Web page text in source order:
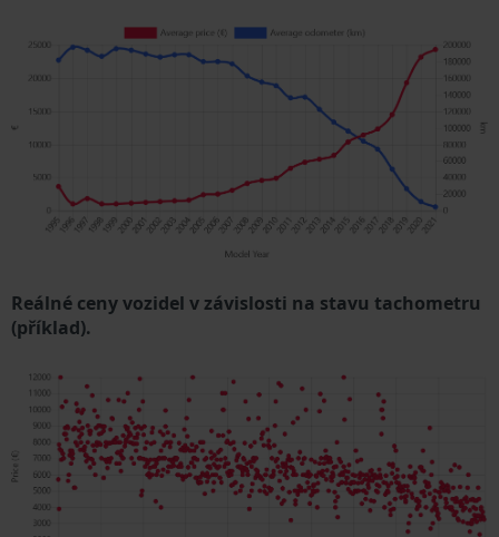
Reálné ceny vozidel v závislosti na stavu tachometru
(příklad).